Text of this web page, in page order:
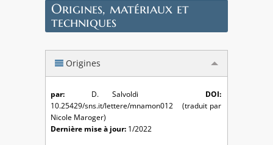
Origines, matériaux et
techniques
Origines
par: D. Salvoldi
DOI:
10.25429/sns.it/lettere/mnamon012 (traduit par
Nicole Maroger)
Dernière mise à jour: 1/2022